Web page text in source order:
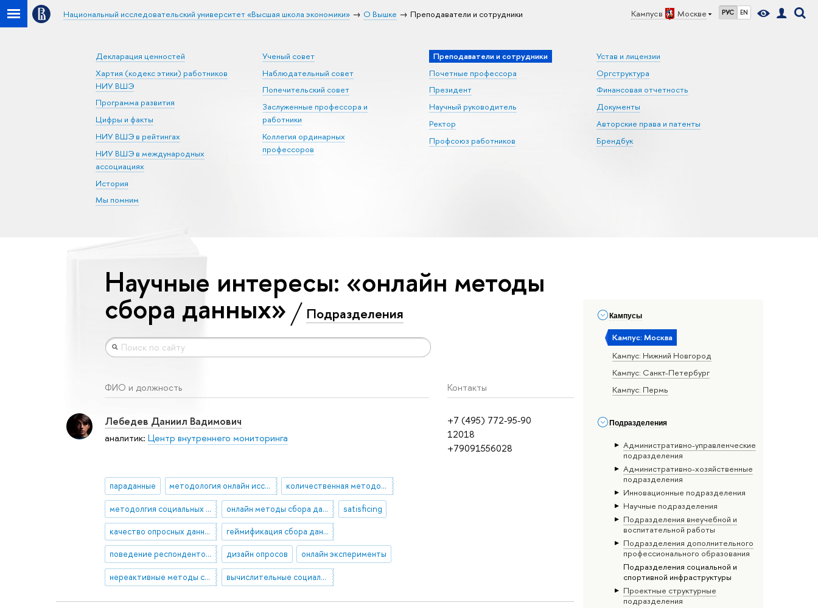
Кампус в Москве РУС EN
Национальный исследовательский университет «Высшая школа экономики» О Вышке Преподаватели и сотрудники
Декларация ценностей
Хартия (кодекс этики) работников
НИУ ВШЭ
Программа развития
Цифры и факты
НИУ ВШЭ в рейтингах
НИУ ВШЭ в международных
ассоциациях
История
Мы помним
Ученый совет
Наблюдательный совет
Попечительский совет
Заслуженные профессора и
работники
Коллегия ординарных
профессоров
Преподаватели и сотрудники
Почетные профессора
Президент
Научный руководитель
Ректор
Профсоюз работников
Устав и лицензии
Оргструктура
Финансовая отчетность
Документы
Авторские права и патенты
Брендбук
Кампусы
Кампус: Москва
Кампус: Нижний Новгород
Кампус: Санкт-Петербург
Кампус: Пермь
Подразделения
Административно-управленческие
подразделения
Административно-хозяйственные
подразделения
Инновационные подразделения
Научные подразделения
Подразделения внеучебной и
воспитательной работы
Подразделения дополнительного
профессионального образования
Подразделения социальной и
спортивной инфраструктуры
Проектные структурные
подразделения
Научные интересы: «онлайн методы
сбора данных» Подразделения
ФИО и должность Контакты
+7 (495) 772-95-90
12018
+79091556028
Лебедев Даниил Вадимович
аналитик: Центр внутреннего мониторинга
параданные методология онлайн исследований количественная методология
методолгия социальных наук онлайн методы сбора данных satisficing
качество опросных данных геймификация сбора данных
поведение респондентов онлайн опросов дизайн опросов онлайн эксперименты
нереактивные методы сбора данных вычислительные социальные науки